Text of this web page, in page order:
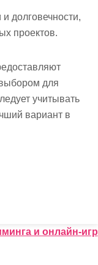
долговечности,
проектов.
для
учитывать
вариант в
и онлайн-игр